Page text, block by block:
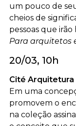
um pouco de
cheios de
pessoas que
Para arquitetos
20/03, 10h
Cité
Em uma
promovem o
na coleção